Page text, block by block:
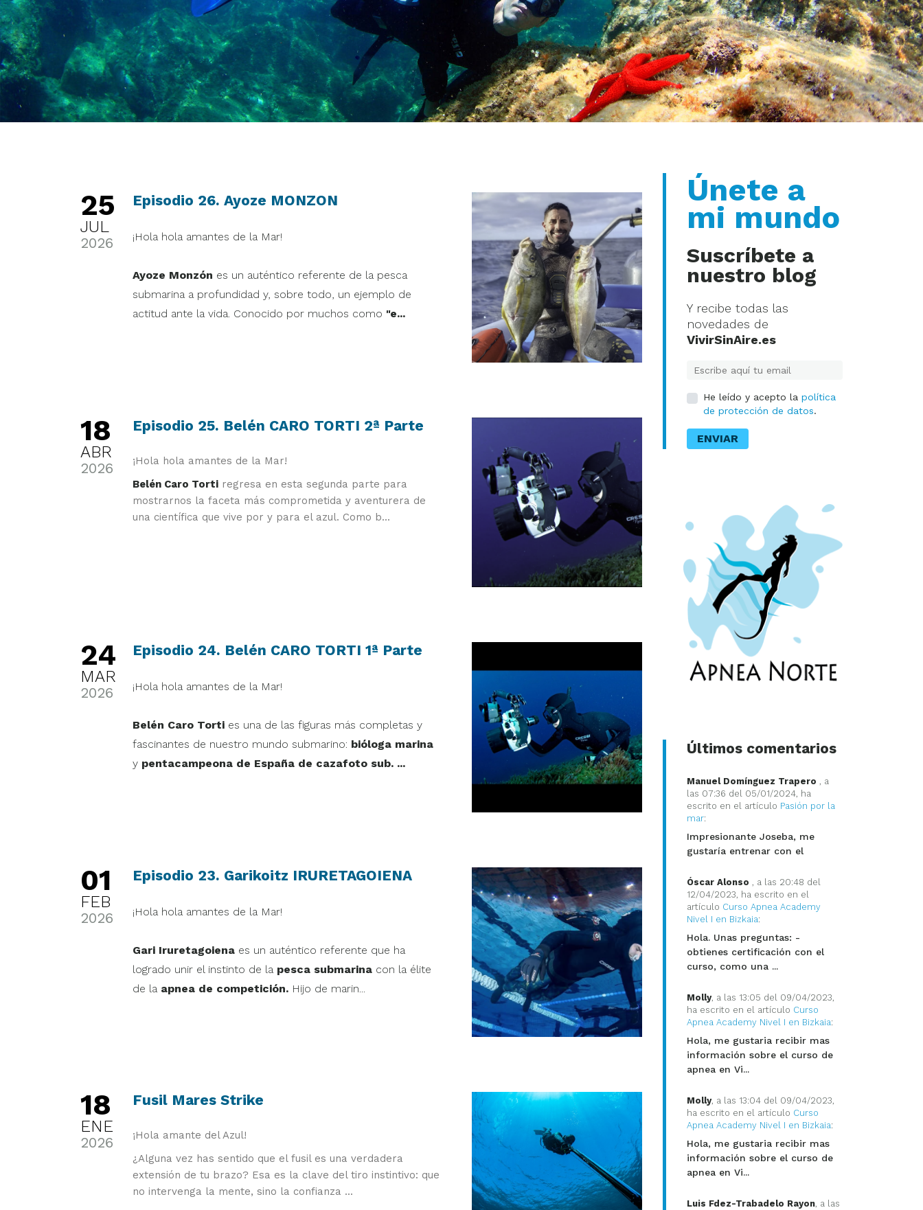
25
JUL
2026
Episodio 26. Ayoze MONZON
¡Hola hola amantes de la Mar!
Ayoze Monzón es un auténtico referente de la pesca
submarina a profundidad y, sobre todo, un ejemplo de
actitud ante la vida. Conocido por muchos como "e...
18
ABR
2026
Episodio 25. Belén CARO TORTI 2ª Parte
¡Hola hola amantes de la Mar!
Belén Caro Torti regresa en esta segunda parte para
mostrarnos la faceta más comprometida y aventurera de
una científica que vive por y para el azul. Como b...
24
MAR
2026
Episodio 24. Belén CARO TORTI 1ª Parte
¡Hola hola amantes de la Mar!
Belén Caro Torti es una de las figuras más completas y
fascinantes de nuestro mundo submarino: bióloga marina
y pentacampeona de España de cazafoto sub. ...
01
FEB
2026
Episodio 23. Garikoitz IRURETAGOIENA
¡Hola hola amantes de la Mar!
Gari Iruretagoiena es un auténtico referente que ha
logrado unir el instinto de la pesca submarina con la élite
de la apnea de competición. Hijo de marin...
18
ENE
2026
Fusil Mares Strike
¡Hola amante del Azul!
¿Alguna vez has sentido que el fusil es una verdadera
extensión de tu brazo? Esa es la clave del tiro instintivo: que
no intervenga la mente, sino la confianza ...
Únete a
mi mundo
Suscríbete a
nuestro blog
Y recibe todas las
novedades de
VivirSinAire.es
E-mail
He leído y acepto la política
de protección de datos.
ENVIAR
Últimos comentarios
Manuel Domínguez Trapero , a
las 07:36 del 05/01/2024, ha
escrito en el artículo Pasión por la
mar:
Impresionante Joseba, me
gustaría entrenar con el
Óscar Alonso , a las 20:48 del
12/04/2023, ha escrito en el
artículo Curso Apnea Academy
Nivel I en Bizkaia:
Hola. Unas preguntas: -
obtienes certificación con el
curso, como una ...
Molly, a las 13:05 del 09/04/2023,
ha escrito en el artículo Curso
Apnea Academy Nivel I en Bizkaia:
Hola, me gustaria recibir mas
información sobre el curso de
apnea en Vi...
Molly, a las 13:04 del 09/04/2023,
ha escrito en el artículo Curso
Apnea Academy Nivel I en Bizkaia:
Hola, me gustaria recibir mas
información sobre el curso de
apnea en Vi...
Luis Fdez-Trabadelo Rayon, a las